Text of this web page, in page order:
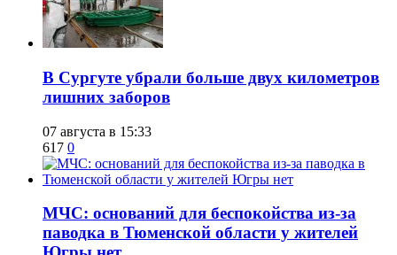
​В Сургуте убрали больше двух километров
лишних заборов
07 августа в 15:33
617 0
​МЧС: оснований для беспокойства из-за
паводка в Тюменской области у жителей